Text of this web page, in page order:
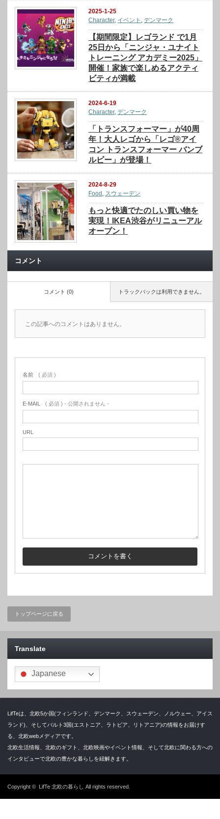
2025-1-25
Character, イベント ,デンマーク
【期間限定】レゴランド で1月
25日から「ニンジャ・ユナイト
トレーニング アカデミー2025」
開催！家族で楽しめるアクティ
ビティが満載
2024-6-19
Character,デンマーク
「トランスフォーマー」が40周
年！大人レゴから「レゴ®アイ
コン トランスフォーマー バンブ
ルビー」が登場！
2024-8-29
Food , スウェーデン
もっと快適でたのしい買い物を
実現！IKEA渋谷がリニューアル
オープン！
コメント
トラックバックは利用できません。
コメント (0)
この記事へのコメントはありません。
名前 ( 必須 )
E-MAIL ( 必須 ) - 公開されません -
URL
トップページに戻る
Translate
Japanese
LifTeは、北欧5か国(フィンランド、デンマーク、スウェーデン、ノルウェー、アイス
ランド)、そしてバルト3国(エストニア、ラトビア、リトアニア)の情報をお届けす
る、北欧webメディアです。
北欧生活情報、北欧のギフト、北欧映画やイベント情報、そして北欧に関わる方への
インタビューで北欧の豊かな暮らしを紐解きます。
Copyright © LifTe 北欧の暮らし All rights reserved.